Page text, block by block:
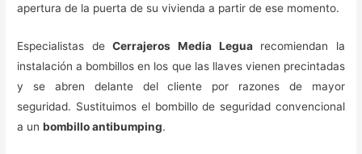
apertura de la puerta de su vivienda a partir de ese momento.
Especialistas deCerrajeros Media Leguarecomiendan la
instalación a bombillos en los que las llaves vienen precintadas
y se abren delante del cliente por razones de mayor
seguridad. Sustituimos el bombillo de seguridad convencional
a unbombillo antibumping.